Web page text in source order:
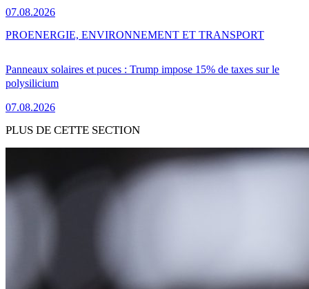
07.08.2026
Panneaux solaires et puces : Trump impose 15% de taxes sur le
polysilicium
07.08.2026
PROENERGIE, ENVIRONNEMENT ET TRANSPORT
PLUS DE CETTE SECTION